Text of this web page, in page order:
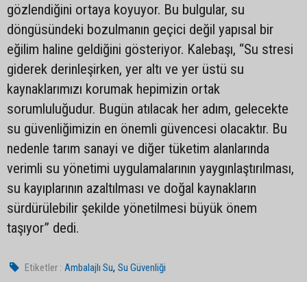
gözlendiğini ortaya koyuyor. Bu bulgular, su
döngüsündeki bozulmanın geçici değil yapısal bir
eğilim haline geldiğini gösteriyor. Kalebaşı, “Su stresi
giderek derinleşirken, yer altı ve yer üstü su
kaynaklarımızı korumak hepimizin ortak
sorumluluğudur. Bugün atılacak her adım, gelecekte
su güvenliğimizin en önemli güvencesi olacaktır. Bu
nedenle tarım sanayi ve diğer tüketim alanlarında
verimli su yönetimi uygulamalarının yaygınlaştırılması,
su kayıplarının azaltılması ve doğal kaynakların
sürdürülebilir şekilde yönetilmesi büyük önem
taşıyor” dedi.
Etiketler : Ambalajlı Su,Su Güvenliği